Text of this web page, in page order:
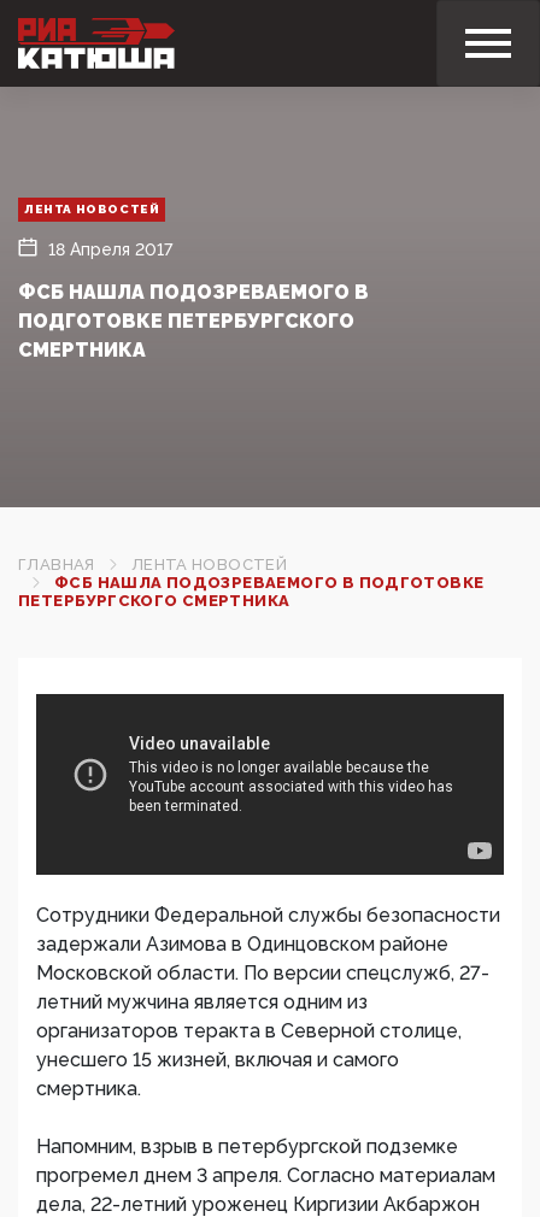
ЛЕНТА НОВОСТЕЙ
18 Апреля 2017
ФСБ НАШЛА ПОДОЗРЕВАЕМОГО В
ПОДГОТОВКЕ ПЕТЕРБУРГСКОГО
СМЕРТНИКА‍
ГЛАВНАЯ
ЛЕНТА НОВОСТЕЙ
ФСБ НАШЛА ПОДОЗРЕВАЕМОГО В ПОДГОТОВКЕ
ПЕТЕРБУРГСКОГО СМЕРТНИКА‍
Сотрудники Федеральной службы безопасности
задержали Азимова в Одинцовском районе
Московской области. По версии спецслужб, 27-
летний мужчина является одним из
организаторов теракта в Северной столице,
унесшего 15 жизней, включая и самого
смертника.
Напомним, взрыв в петербургской подземке
прогремел днем 3 апреля. Согласно материалам
дела, 22-летний уроженец Киргизии Акбаржон